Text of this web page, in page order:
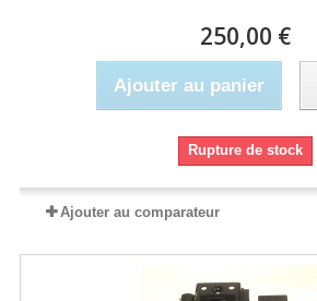
250,00 €
Ajouter au panier
Rupture de stock
Ajouter au comparateur